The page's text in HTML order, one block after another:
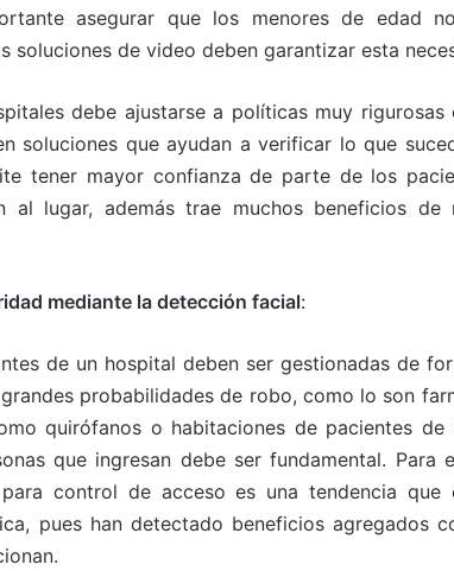
asegurar que los menores de edad
soluciones de video deben garantizar esta
debe ajustarse a políticas muy
soluciones que ayudan a verificar lo que
tener mayor confianza de parte de los
al lugar, además trae muchos beneficios de
mediante la detección facial:
de un hospital deben ser gestionadas de
probabilidades de robo, como lo son
quirófanos o habitaciones de pacientes
que ingresan debe ser fundamental. Para
control de acceso es una tendencia que
pues han detectado beneficios agregados